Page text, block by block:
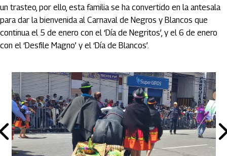
un trasteo, por ello, esta familia se ha convertido en la antesala
para dar la bienvenida al Carnaval de Negros y Blancos que
continua el 5 de enero con el ‘Día de Negritos’, y el 6 de enero
con el ‘Desfile Magno’ y el ‘Día de Blancos’.